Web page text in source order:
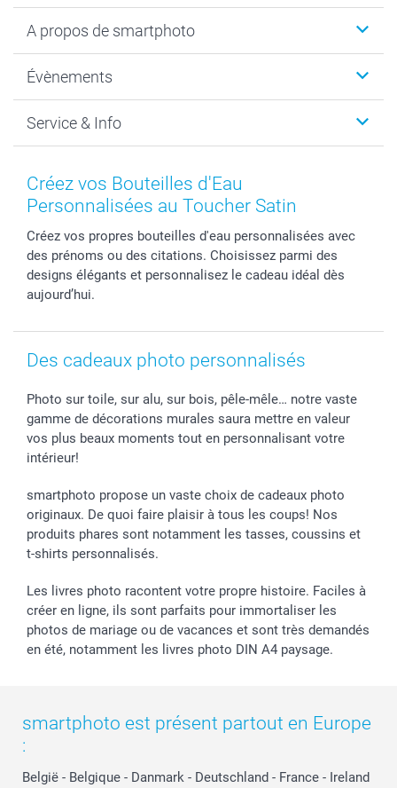
Cadeaux photo
MyNameBook
Développement photo & Tirage photo
Cadres photo & accessoires déco
Calendrier photos & Agendas photo
Chèque Cadeau
A propos de smartphoto
Durabilité
Gestion des cookies
Mentions Légales
Presse
Investor Relations
B2B smartbusiness
Droit de rétractation
Évènements
Nouvel An
Fête des Mères
Fête des Pères
Mariage
Fête d'anniversaire
Collection naissance
Service & Info
Tarifs et frais de livraison
Livraison
Modes de Paiement
Identifiez-vous
Plan du site
smarfriends
smartgarantie
Créez vos Bouteilles d'Eau
Personnalisées au Toucher Satin
Créez vos propres bouteilles d'eau personnalisées avec
des prénoms ou des citations. Choisissez parmi des
designs élégants et personnalisez le cadeau idéal dès
aujourd’hui.
Des cadeaux photo personnalisés
Photo sur toile, sur alu, sur bois, pêle-mêle… notre vaste
gamme de décorations murales saura mettre en valeur
vos plus beaux moments tout en personnalisant votre
intérieur!
smartphoto propose un vaste choix de cadeaux photo
originaux. De quoi faire plaisir à tous les coups! Nos
produits phares sont notamment les tasses, coussins et
t-shirts personnalisés.
Les livres photo racontent votre propre histoire. Faciles à
créer en ligne, ils sont parfaits pour immortaliser les
photos de mariage ou de vacances et sont très demandés
en été, notamment les livres photo DIN A4 paysage.
smartphoto est présent partout en Europe
:
België - Belgique - Danmark - Deutschland - France - Ireland